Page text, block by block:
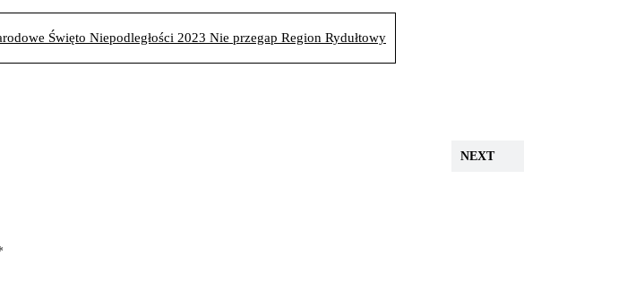
Święto Niepodległości 2023 Nie przegap Region Rydułtowy
NEXT